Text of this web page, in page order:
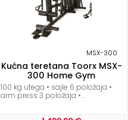
MSX-300
Kućna teretana Toorx MSX-
300 Home Gym
100 kg utega • sajle 6 položaja •
arm press 3 položaja •...